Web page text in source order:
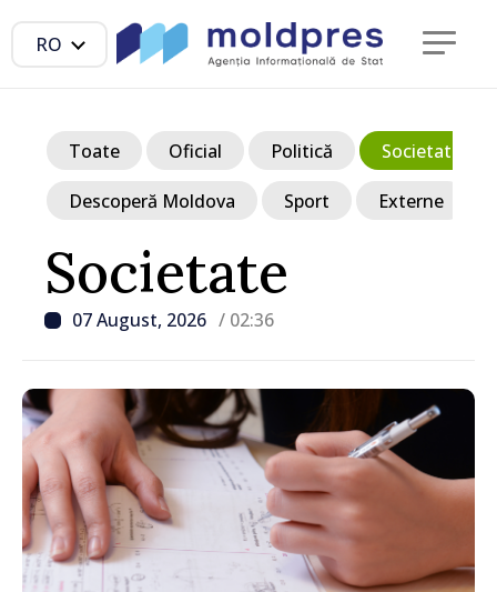
RO
Societate
07 August, 2026 / 02:36
Toate Oficial Politică Societate
Descoperă Moldova Sport Externe